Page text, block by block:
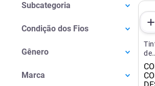
Subcategoria
Coloração E Tintura
Condição dos Fios
Gênero
Marca
de